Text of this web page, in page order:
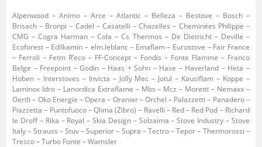
Alpenwood – Animo – Arce – Atlantic – Belleza – Bestove – Bosch –
Brisach – Bronpi – Cadel – Casatelli – Chazelles – Cheminées Philippe –
CMG – Cogra Harman – Cola – Cs Thermos – De Dietricht – Deville –
Ecoforest – Edilkamin – elm.leblanc – Emaflam – Eurostove – Fair France
– Ferroli – Fetm R’eco – FF-Concept – Fondis – Fonte Flamme – Franco
Belge – Freepoint – Godin – Haas + Sohn – Hase – Haverland – Heta –
Hoben – Interstoves – Invicta – Jolly Mec – Jotul – Kausiflam – Koppe –
Laminox Idro – Lanordica Extraflame – Mbs – Mcz – Moretti – Nemaxx –
Oertli – Oko Energie – Opera – Oranier – Orchel – Palazzetti – Panadero –
Piazzetta – Puntofuoco – Qlima (Zibro) – Ravelli – Red – Red Pod – Richard
le Droff – Rika – Royal – Skia Design – Solzaima – Stove Industry – Stove
Italy – Strauss – Stuv – Superior – Supra – Tectro – Tepor – Thermorossi –
Tresco – Turbo Fonte – Wamsler